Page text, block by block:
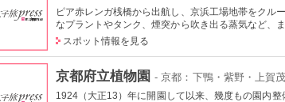
ピア赤レンガ桟橋から出航し、京浜工場地帯をクル
なプラントやタンク、煙突から吹き出る蒸気など、
スポット情報を見る
京都府立植物園 - 京都：下鴨・紫野・上賀
1924（大正13）年に開園して以来、幾度もの園内